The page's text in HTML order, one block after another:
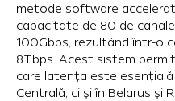
metode software
capacitate de 80 de
100Gbps, rezultând într-o
8Tbps. Acest sistem
care latența este
Centrală, ci și în Belarus și